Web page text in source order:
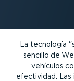
La tecnología
sencillo de
vehículos
efectividad. Las